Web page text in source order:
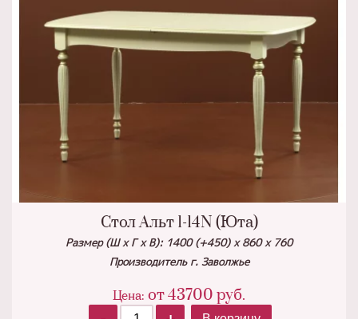
Стол Альт 1-14N (Юта)
Размер (Ш х Г х В): 1400 (+450) х 860 х 760
Производитель г. Заволжье
Цена: от43700 руб.